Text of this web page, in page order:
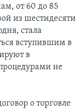
от 60 до 85
из шестидесяти
стала
вступившим в
в
не
о торговле